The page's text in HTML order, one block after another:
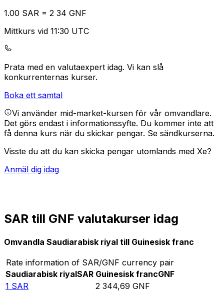
1.00 SAR = 2 34 GNF
Mittkurs vid 11:30 UTC
Prata med en valutaexpert idag. Vi kan slå
konkurrenternas kurser.
Boka ett samtal
Vi använder mid-market-kursen för vår omvandlare.
Det görs endast i informationssyfte. Du kommer inte att
få denna kurs när du skickar pengar. Se sändkurserna.
Visste du att du kan skicka pengar utomlands med Xe?
Anmäl dig idag
SAR till GNF valutakurser idag
Omvandla Saudiarabisk riyal till Guinesisk franc
Rate information of SAR/GNF currency pair
Saudiarabisk riyalSAR Guinesisk francGNF
1 SAR 2 344,69 GNF